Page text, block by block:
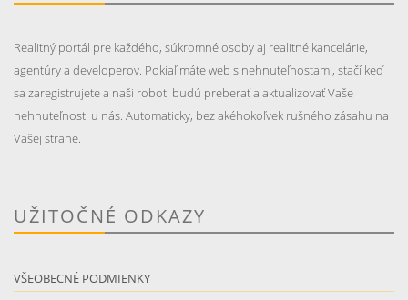
Realitný portál pre každého, súkromné osoby aj realitné kancelárie,
agentúry a developerov. Pokiaľ máte web s nehnuteľnostami, stačí keď
sa zaregistrujete a naši roboti budú preberať a aktualizovať Vaše
nehnuteľnosti u nás. Automaticky, bez akéhokoľvek rušného zásahu na
Vašej strane.
UŽITOČNÉ ODKAZY
VŠEOBECNÉ PODMIENKY